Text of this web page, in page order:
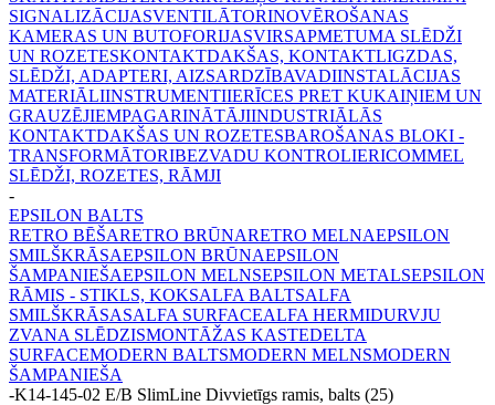
SIGNALIZĀCIJASVENTILĀTORINOVĒROŠANAS
KAMERAS UN BUTOFORIJASVIRSAPMETUMA SLĒDŽI
UN ROZETESKONTAKTDAKŠAS, KONTAKTLIGZDAS,
SLĒDŽI, ADAPTERI, AIZSARDZĪBAVADIINSTALĀCIJAS
MATERIĀLIINSTRUMENTIIERĪCES PRET KUKAIŅIEM UN
GRAUZĒJIEMPAGARINĀTĀJIINDUSTRIĀLĀS
KONTAKTDAKŠAS UN ROZETESBAROŠANAS BLOKI -
TRANSFORMĀTORIBEZVADU KONTROLIERICOMMEL
SLĒDŽI, ROZETES, RĀMJI
-
EPSILON BALTS
RETRO BĒŠARETRO BRŪNARETRO MELNAEPSILON
SMILŠKRĀSAEPSILON BRŪNAEPSILON
ŠAMPANIEŠAEPSILON MELNSEPSILON METALSEPSILON
RĀMIS - STIKLS, KOKSALFA BALTSALFA
SMILŠKRĀSASALFA SURFACEALFA HERMIDURVJU
ZVANA SLĒDZISMONTĀŽAS KASTEDELTA
SURFACEMODERN BALTSMODERN MELNSMODERN
ŠAMPANIEŠA
-K14-145-02 E/B SlimLine Divvietīgs ramis, balts (25)